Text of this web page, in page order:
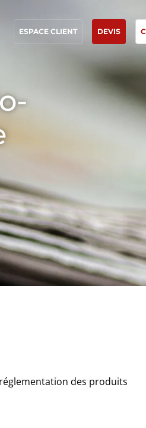
ESPACE CLIENT DEVIS
maison
Agriculture
Biodiversité et
Allégations
réglementation des produits